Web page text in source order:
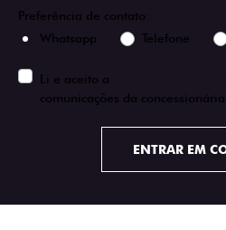
Preferência de contato:
Whatsapp
Telefone
Li e aceito a
comunicações da concessionária.
ENTRAR EM